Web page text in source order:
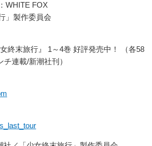
WHITE FOX
」製作委員会
終末旅行』 1～4巻 好評発売中！ （各58
連載/新潮社刊）